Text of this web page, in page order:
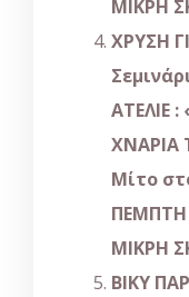
ΜΙΚΡΗ
ΧΡΥΣΗ
ΑΤΕΛΙΕ :
ΧΝΑΡΙΑ
Μίτο
ΠΕΜΠΤΗ
ΜΙΚΡΗ
ΒΙΚΥ